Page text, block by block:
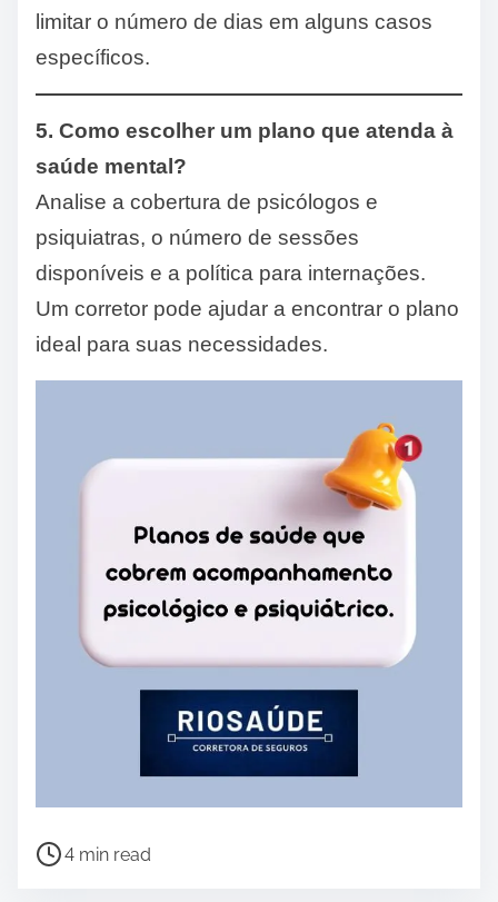
limitar o número de dias em alguns casos
específicos.
5. Como escolher um plano que atenda à
saúde mental?
Analise a cobertura de psicólogos e
psiquiatras, o número de sessões
disponíveis e a política para internações.
Um corretor pode ajudar a encontrar o plano
ideal para suas necessidades.
P
4 min read